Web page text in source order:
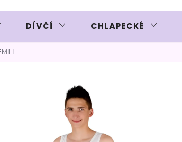
DÍVČÍ CHLAPECKÉ